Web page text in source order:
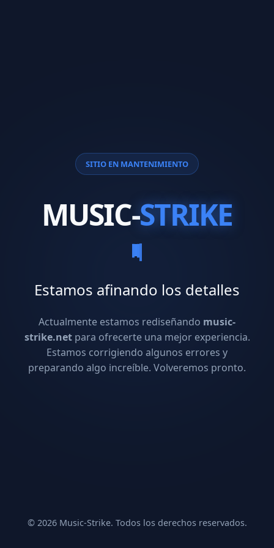
SITIO EN MANTENIMIENTO
MUSIC-STRIKE
Estamos afinando los detalles
Actualmente estamos rediseñando music-
strike.netpara ofrecerte una mejor experiencia.
Estamos corrigiendo algunos errores y
preparando algo increíble. Volveremos pronto.
© 2026 Music-Strike. Todos los derechos reservados.